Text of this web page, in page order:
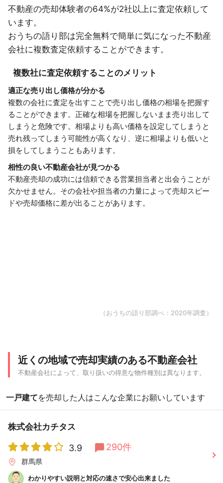
不動産の売却体験者の64%が2社以上に査定依頼して
います。
おうちの語り部は完全無料で簡単に気になった不動産
会社に複数査定依頼することができます。
複数社に査定依頼することのメリット
適正な売り出し価格が分かる
複数の会社に査定を出すことで売り出し価格の相場を把握す
ることができます。正確な相場を把握しないまま売り出して
しまうと危険です。相場よりも高い価格を設定してしまうと
売れ残ってしまう可能性が高くなり、逆に相場よりも低いと
損をしてしまうこともあります。
相性の良い不動産会社が見つかる
不動産売却の成功には信頼できる営業担当者と出会うことが
欠かせません。その会社や担当者の力量によって売却スピー
ドや売却価格に差が出ることがあります。
（おうちの語り部調べ：2020年調査）
近くの地域で売却実績のある不動産会社
不動産会社によって、取り扱いの得意な物件種別は異なります。
一戸建てを売却した人はこんな企業にお願いしています
株式会社カチタス
3.9 290件
群馬県
わかりやすい説明と対応の速さで安心出来ました